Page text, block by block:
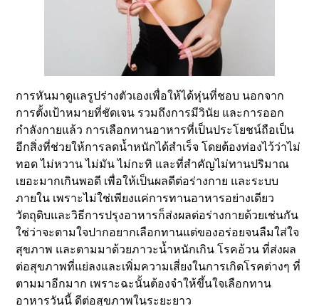
การหันมาดูแลรูปร่างตัวเองเพื่อให้ได้หุ่นที่ชอบ นอกจาก
การตั้งเป้าหมายที่ชัดเจน รวมถึงการมีวินัย และการออก
กำลังกายแล้ว การเลือกทานอาหารที่เป็นประโยชน์ถือเป็น
อีกสิ่งที่ช่วยให้การลดน้ำหนักได้สำเร็จ โดยต้องท่องไว้ว่าไม่
ทอด ไม่หวาน ไม่มัน ไม่กะทิ และที่สำคัญไม่ทานปริมาณ
เยอะมากเกินพอดี เพื่อให้เป็นผลดีต่อร่างกาย และระบบ
ภายใน เพราะไม่ใช่เพียงแค่การทานอาหารอย่างเดียว
วัตถุดิบและวิธีการปรุงอาหารก็ส่งผลต่อร่างกายด้วยเช่นกัน
ใช่ว่าจะตามใจปากอยากเลือกทานแต่ของอร่อยจนลืมใส่ใจ
สุขภาพ และตามมาด้วยภาวะน้ำหนักเกิน โรคอ้วน ที่ส่งผล
ต่อสุขภาพที่แย่ลงและเพิ่มความเสี่ยงในการเกิดโรคต่างๆ ที่
ตามมาอีกมาก เพราะฉะนั้นต้องจำให้ขึ้นใจเลือกทาน
อาหารวันนี้ ดีต่อสุขภาพในระยะยาว